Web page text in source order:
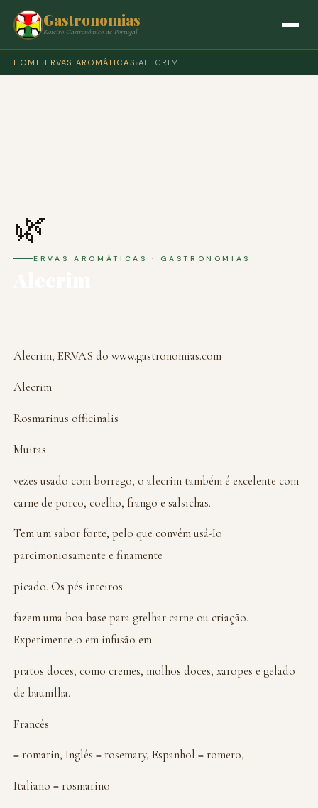
Gastronomias
Roteiro Gastronómico de Portugal
HOME › ERVAS AROMÁTICAS ›ALECRIM
🌿
ERVAS AROMÁTICAS · GASTRONOMIAS
Alecrim, ERVAS do www.gastronomias.com
Alecrim
Rosmarinus officinalis
Muitas
vezes usado com borrego, o alecrim também é excelente com
carne de porco, coelho, frango e salsichas.
Tem um sabor forte, pelo que convém usá-Io
parcimoniosamente e finamente
picado. Os pés inteiros
fazem uma boa base para grelhar carne ou criação.
Experimente-o em infusão em
pratos doces, como cremes, molhos doces, xaropes e gelado
de baunilha.
Francês
= romarin, Inglês = rosemary, Espanhol = romero,
Italiano = rosmarino